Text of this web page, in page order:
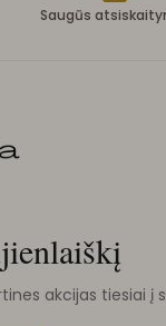
Saugūs
akcijas tiesiai į